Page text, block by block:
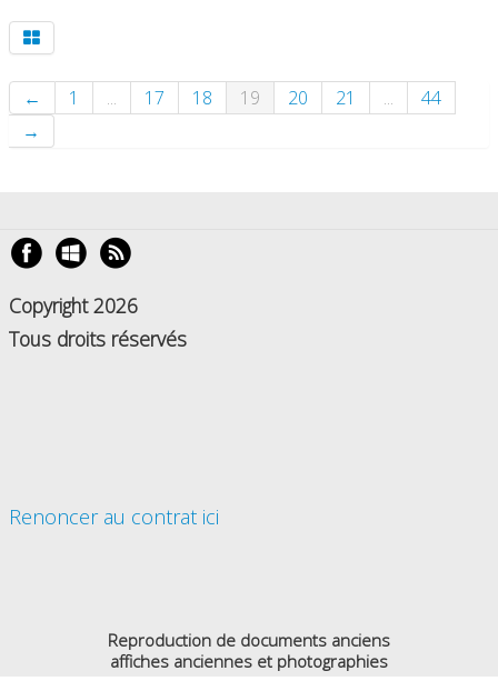
← 1 ... 17 18 19 20 21 ...
44
→
Copyright 2026
Tous droits réservés
Renoncer au contrat ici
Reproduction de documents anciens
affiches anciennes et photographies